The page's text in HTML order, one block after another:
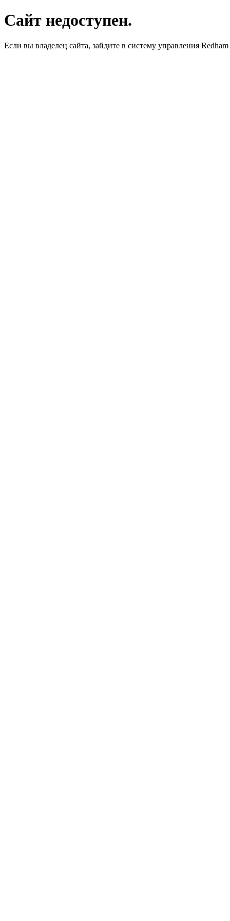
Сайт недоступен.
Если вы владелец сайта, зайдите в систему управления